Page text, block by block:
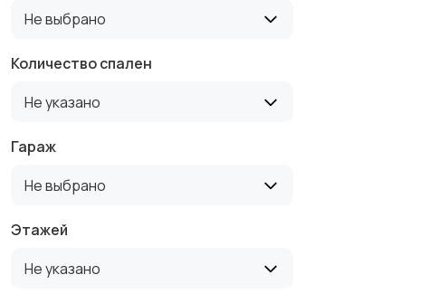
Не выбрано
Количество спален
Не указано
Гараж
Не выбрано
Этажей
Не указано